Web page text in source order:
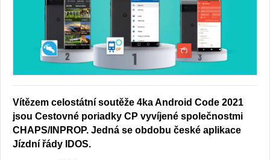
Vítězem celostátní soutěže 4ka Android Code 2021
jsou Cestovné poriadky CP vyvíjené společnostmi
CHAPS/INPROP. Jedná se obdobu české aplikace
Jízdní řády IDOS.